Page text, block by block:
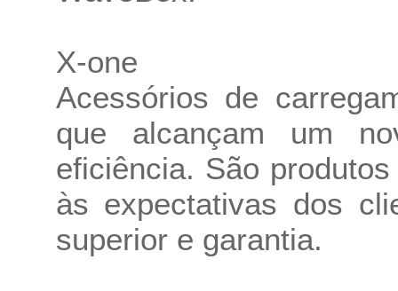
X-one
Acessórios de
que alcançam um
eficiência. São
às expectativas dos
superior e garantia.